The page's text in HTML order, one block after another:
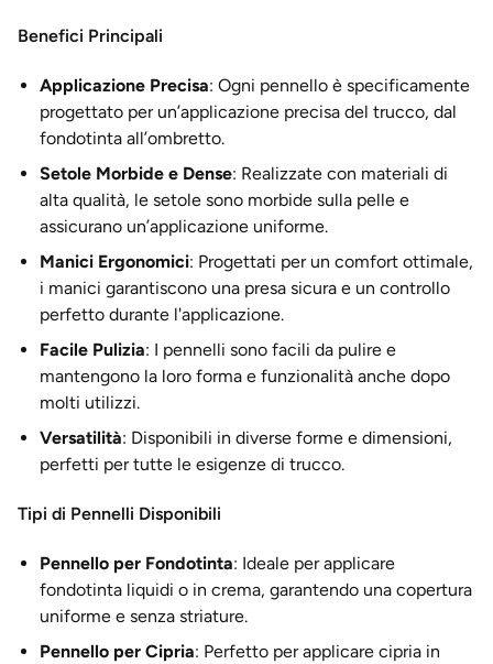
Benefici Principali
Applicazione Precisa: Ogni pennello è specificamente
progettato per un’applicazione precisa del trucco, dal
fondotinta all’ombretto.
Setole Morbide e Dense: Realizzate con materiali di
alta qualità, le setole sono morbide sulla pelle e
assicurano un’applicazione uniforme.
Manici Ergonomici: Progettati per un comfort ottimale,
i manici garantiscono una presa sicura e un controllo
perfetto durante l'applicazione.
Facile Pulizia: I pennelli sono facili da pulire e
mantengono la loro forma e funzionalità anche dopo
molti utilizzi.
Versatilità: Disponibili in diverse forme e dimensioni,
perfetti per tutte le esigenze di trucco.
Tipi di Pennelli Disponibili
Pennello per Fondotinta: Ideale per applicare
fondotinta liquidi o in crema, garantendo una copertura
uniforme e senza striature.
Pennello per Cipria: Perfetto per applicare cipria in